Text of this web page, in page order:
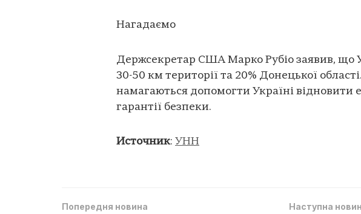
Нагадаємо
Держсекретар США Марко Рубіо заявив, що
30-50 км території та 20% Донецької
намагаються допомогти Україні відновити
гарантії безпеки.
Источник: УНН
Попередня новина Наступна